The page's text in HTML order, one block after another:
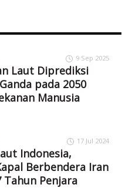
9 Sep 2025
Laut Diprediksi
pada 2050
Manusia
17 Jul 2024
Indonesia,
Berbendera Iran
Tahun Penjara